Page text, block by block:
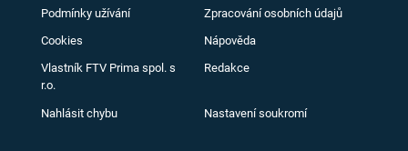
Podmínky užívání Zpracování osobních údajů
Cookies Nápověda
Vlastník FTV Prima spol. s
r.o.
Redakce
Nahlásit chybu Nastavení soukromí